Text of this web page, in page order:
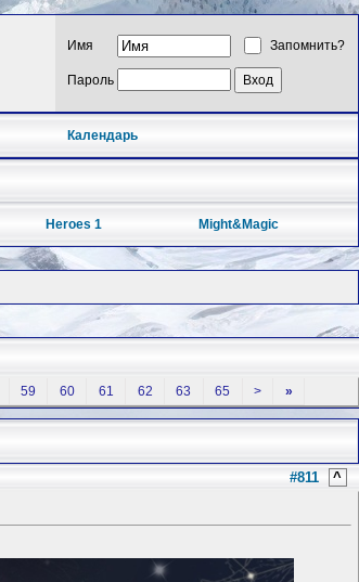
Имя Запомнить?
Пароль
Календарь
Heroes 1 Might&Magic
59 60 61 62 63 65 > »
#811 ^